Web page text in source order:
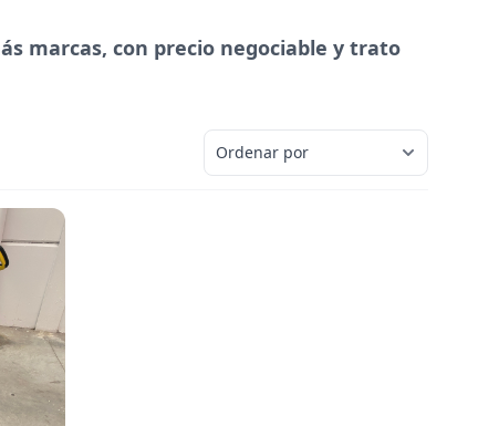
marcas, con precio negociable y trato